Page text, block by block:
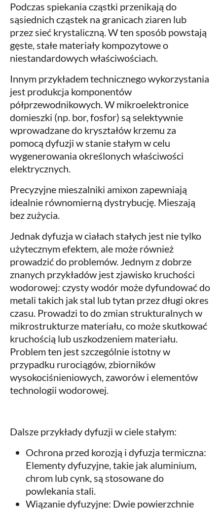
Podczas spiekania cząstki przenikają do
sąsiednich cząstek na granicach ziaren lub
przez sieć krystaliczną. W ten sposób powstają
gęste, stałe materiały kompozytowe o
niestandardowych właściwościach.
Innym przykładem technicznego wykorzystania
jest produkcja komponentów
półprzewodnikowych. W mikroelektronice
domieszki (np. bor, fosfor) są selektywnie
wprowadzane do kryształów krzemu za
pomocą dyfuzji w stanie stałym w celu
wygenerowania określonych właściwości
elektrycznych.
Precyzyjne mieszalniki amixon zapewniają
idealnie równomierną dystrybucję. Mieszają
bez zużycia.
Jednak dyfuzja w ciałach stałych jest nie tylko
użytecznym efektem, ale może również
prowadzić do problemów. Jednym z dobrze
znanych przykładów jest zjawisko kruchości
wodorowej: czysty wodór może dyfundować do
metali takich jak stal lub tytan przez długi okres
czasu. Prowadzi to do zmian strukturalnych w
mikrostrukturze materiału, co może skutkować
kruchością lub uszkodzeniem materiału.
Problem ten jest szczególnie istotny w
przypadku rurociągów, zbiorników
wysokociśnieniowych, zaworów i elementów
technologii wodorowej.
Dalsze przykłady dyfuzji w ciele stałym:
Ochrona przed korozją i dyfuzja termiczna:
Elementy dyfuzyjne, takie jak aluminium,
chrom lub cynk, są stosowane do
powlekania stali.
Wiązanie dyfuzyjne: Dwie powierzchnie